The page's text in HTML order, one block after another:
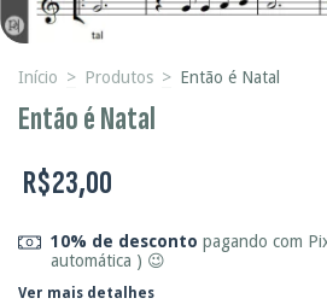
Início > Produtos > Então é Natal
Então é Natal
R$23,00
10% de desconto pagando com
automática ) 😉
Ver mais detalhes